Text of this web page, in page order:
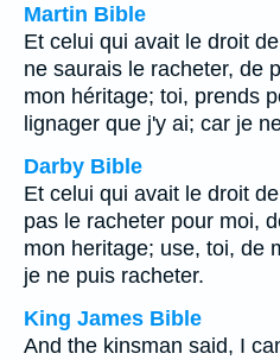
Martin Bible
Et celui qui avait le droit
ne saurais le racheter, de
mon héritage; toi, prends
lignager que j'y ai; car je
Darby Bible
Et celui qui avait le droit
pas le racheter pour moi,
mon heritage; use, toi, de
je ne puis racheter.
King James Bible
And the kinsman said, I